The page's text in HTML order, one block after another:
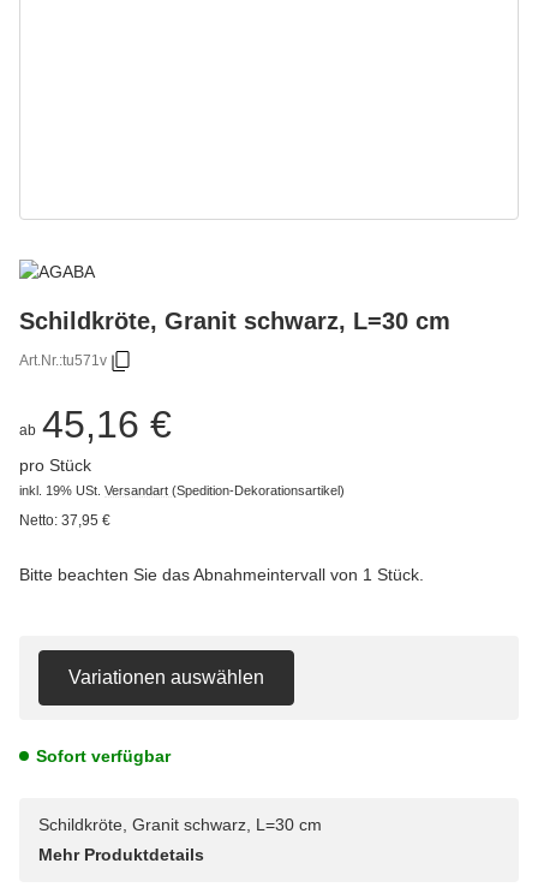
Schildkröte, Granit schwarz, L=30 cm
Art.Nr.:tu571v
ab 45,16 €
pro Stück
inkl. 19% USt. Versandart (Spedition-Dekorationsartikel)
Netto: 37,95 €
Bitte beachten Sie das Abnahmeintervall von 1 Stück.
Variationen auswählen
Sofort verfügbar
Schildkröte, Granit schwarz, L=30 cm
Mehr Produktdetails